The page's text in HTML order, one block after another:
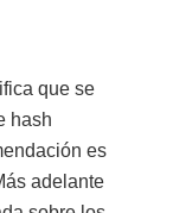
que se
hash
es
adelante